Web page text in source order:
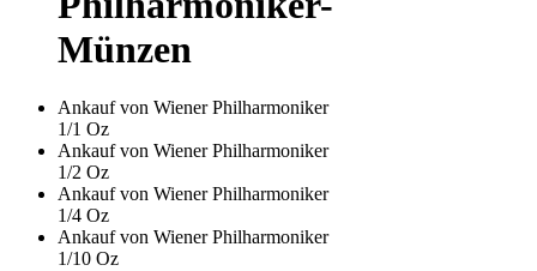
Münzen
Ankauf von Wiener Philharmoniker
1/1 Oz
Ankauf von Wiener Philharmoniker
1/2 Oz
Ankauf von Wiener Philharmoniker
1/4 Oz
Ankauf von Wiener Philharmoniker
1/10 Oz